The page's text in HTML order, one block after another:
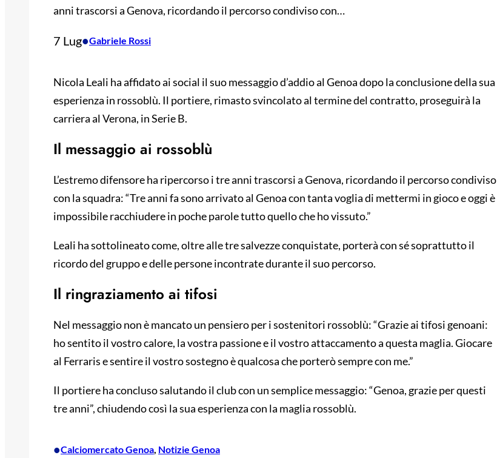
anni trascorsi a Genova, ricordando il percorso condiviso con…
7 Lug•Gabriele Rossi
Nicola Leali ha affidato ai social il suo messaggio d’addio al Genoa dopo la conclusione della sua
esperienza in rossoblù. Il portiere, rimasto svincolato al termine del contratto, proseguirà la
carriera al Verona, in Serie B.
Il messaggio ai rossoblù
L’estremo difensore ha ripercorso i tre anni trascorsi a Genova, ricordando il percorso condiviso
con la squadra: “Tre anni fa sono arrivato al Genoa con tanta voglia di mettermi in gioco e oggi è
impossibile racchiudere in poche parole tutto quello che ho vissuto.”
Leali ha sottolineato come, oltre alle tre salvezze conquistate, porterà con sé soprattutto il
ricordo del gruppo e delle persone incontrate durante il suo percorso.
Il ringraziamento ai tifosi
Nel messaggio non è mancato un pensiero per i sostenitori rossoblù: “Grazie ai tifosi genoani:
ho sentito il vostro calore, la vostra passione e il vostro attaccamento a questa maglia. Giocare
al Ferraris e sentire il vostro sostegno è qualcosa che porterò sempre con me.”
Il portiere ha concluso salutando il club con un semplice messaggio: “Genoa, grazie per questi
tre anni”, chiudendo così la sua esperienza con la maglia rossoblù.
•Calciomercato Genoa, Notizie Genoa